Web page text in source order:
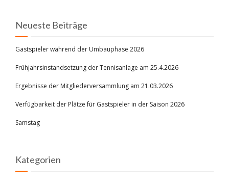
Neueste Beiträge
Gastspieler während der Umbauphase 2026
Frühjahrsinstandsetzung der Tennisanlage am 25.4.2026
Ergebnisse der Mitgliederversammlung am 21.03.2026
Verfügbarkeit der Plätze für Gastspieler in der Saison 2026
Samstag
Kategorien